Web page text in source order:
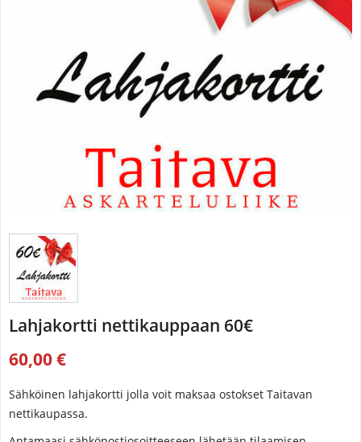
Lahjakortti nettikauppaan 60€
60,00 €
Sähköinen lahjakortti jolla voit maksaa ostokset Taitavan
nettikaupassa.